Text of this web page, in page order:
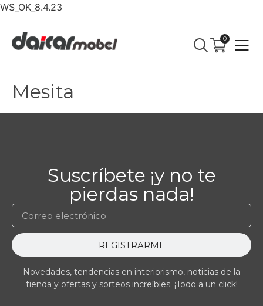
WS_OK_8.4.23
0
Mesita
Suscríbete ¡y no te
pierdas nada!
REGISTRARME
Novedades, tendencias en interiorismo, noticias de la
tienda y ofertas y sorteos increíbles. ¡Todo a un click!